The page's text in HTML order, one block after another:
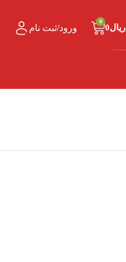
ریال0
0
ورود/ثبت نام